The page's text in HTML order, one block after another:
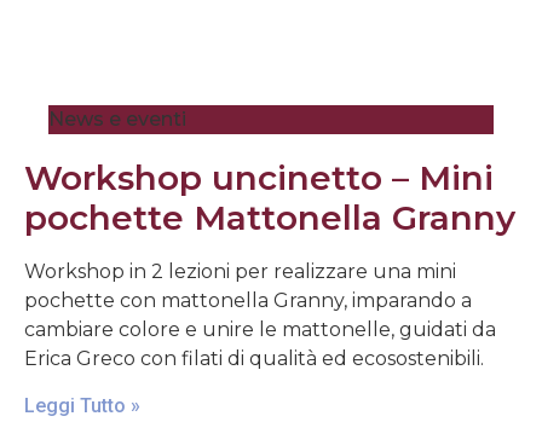
News e eventi
Workshop uncinetto – Mini
pochette Mattonella Granny
Workshop in 2 lezioni per realizzare una mini
pochette con mattonella Granny, imparando a
cambiare colore e unire le mattonelle, guidati da
Erica Greco con filati di qualità ed ecosostenibili.
Leggi Tutto »